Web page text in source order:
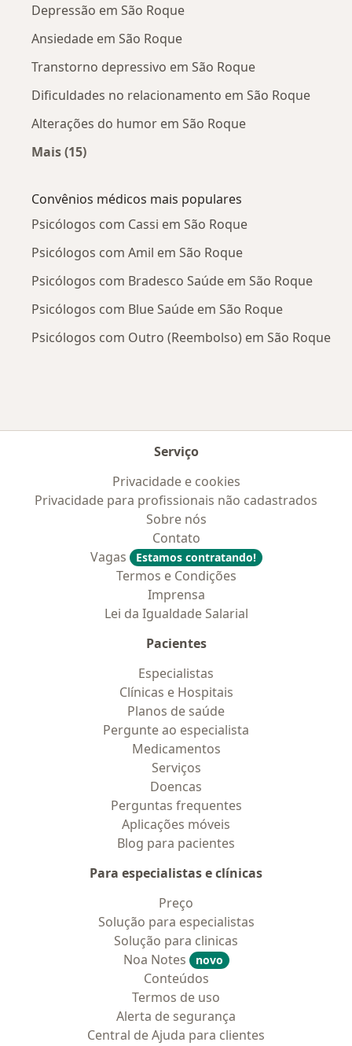
Depressão em São Roque
Ansiedade em São Roque
Transtorno depressivo em São Roque
Dificuldades no relacionamento em São Roque
Alterações do humor em São Roque
Mais (15)
Convênios médicos mais populares
Psicólogos com Cassi em São Roque
Psicólogos com Amil em São Roque
Psicólogos com Bradesco Saúde em São Roque
Psicólogos com Blue Saúde em São Roque
Psicólogos com Outro (Reembolso) em São Roque
Serviço
Privacidade e cookies
Privacidade para profissionais não cadastrados
Sobre nós
Contato
Vagas
Estamos contratando!
Termos e Condições
Imprensa
Lei da Igualdade Salarial
Pacientes
Especialistas
Clínicas e Hospitais
Planos de saúde
Pergunte ao especialista
Medicamentos
Serviços
Doencas
Perguntas frequentes
Aplicações móveis
Blog para pacientes
Para especialistas e clínicas
Preço
Solução para especialistas
Solução para clinicas
Noa Notes
novo
Conteúdos
Termos de uso
Alerta de segurança
Central de Ajuda para clientes